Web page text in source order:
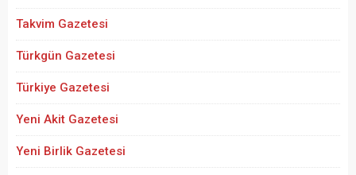
Takvim Gazetesi
Türkgün Gazetesi
Türkiye Gazetesi
Yeni Akit Gazetesi
Yeni Birlik Gazetesi